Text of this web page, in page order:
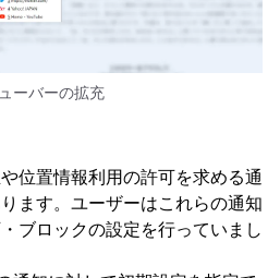
ーバーの拡充
位置情報利用の許可を求める通
ます。ユーザーはこれらの通知
ブロックの設定を行っていまし